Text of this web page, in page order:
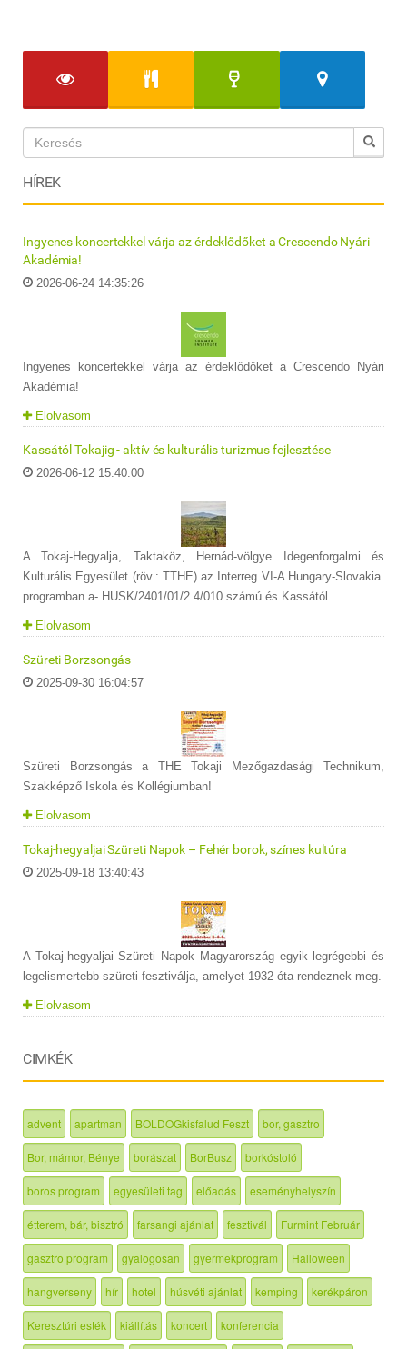
HÍREK
Ingyenes koncertekkel várja az érdeklődőket a Crescendo Nyári
Akadémia!
2026-06-24 14:35:26
Ingyenes koncertekkel várja az érdeklődőket a Crescendo Nyári
Akadémia!
Elolvasom
Kassától Tokajig - aktív és kulturális turizmus fejlesztése
2026-06-12 15:40:00
A Tokaj-Hegyalja, Taktaköz, Hernád-völgye Idegenforgalmi és
Kulturális Egyesület (röv.: TTHE) az Interreg VI-A Hungary-Slovakia
programban a- HUSK/2401/01/2.4/010 számú és Kassától ...
Elolvasom
Szüreti Borzsongás
2025-09-30 16:04:57
Szüreti Borzsongás a THE Tokaji Mezőgazdasági Technikum,
Szakképző Iskola és Kollégiumban!
Elolvasom
Tokaj-hegyaljai Szüreti Napok – Fehér borok, színes kultúra
2025-09-18 13:40:43
A Tokaj-hegyaljai Szüreti Napok Magyarország egyik legrégebbi és
legelismertebb szüreti fesztiválja, amelyet 1932 óta rendeznek meg.
Elolvasom
CIMKÉK
advent apartman BOLDOGkisfalud Feszt bor, gasztro
Bor, mámor, Bénye borászat BorBusz borkóstoló
boros program egyesületi tag előadás eseményhelyszín
étterem, bár, bisztró farsangi ajánlat fesztivál Furmint Február
gasztro program gyalogosan gyermekprogram Halloween
hangverseny hír hotel húsvéti ajánlat kemping kerékpáron
Keresztúri esték kiállítás koncert konferencia